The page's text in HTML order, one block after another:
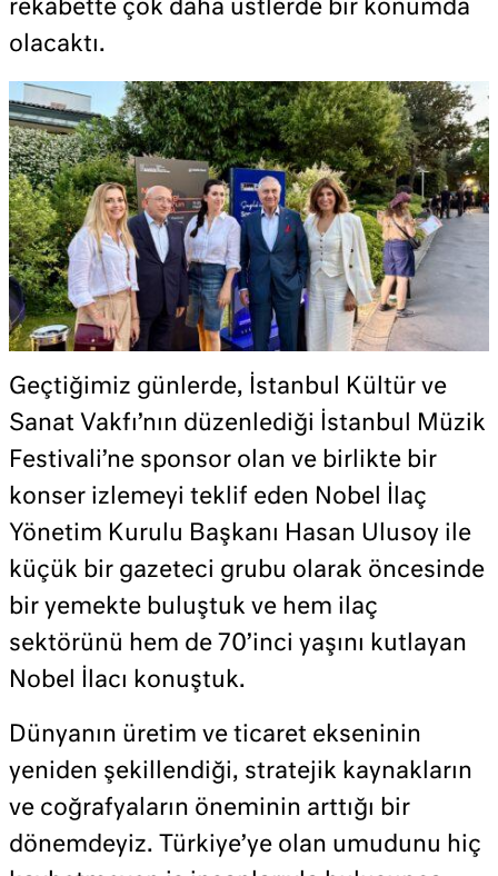
rekabette çok daha üstlerde bir konumda
olacaktı.
Geçtiğimiz günlerde, İstanbul Kültür ve
Sanat Vakfı’nın düzenlediği İstanbul Müzik
Festivali’ne sponsor olan ve birlikte bir
konser izlemeyi teklif eden Nobel İlaç
Yönetim Kurulu Başkanı Hasan Ulusoy ile
küçük bir gazeteci grubu olarak öncesinde
bir yemekte buluştuk ve hem ilaç
sektörünü hem de 70’inci yaşını kutlayan
Nobel İlacı konuştuk.
Dünyanın üretim ve ticaret ekseninin
yeniden şekillendiği, stratejik kaynakların
ve coğrafyaların öneminin arttığı bir
dönemdeyiz. Türkiye’ye olan umudunu hiç